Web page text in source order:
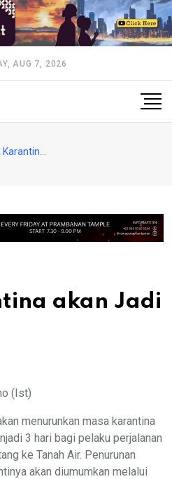
AUG 7, 2026
Masa Karantina akan Jadi 3 Hari
akan Jadi
(Ist)
menurunkan masa karantina
3 hari bagi pelaku perjalanan
ke Tanah Air. Penurunan
akan diumumkan melalui